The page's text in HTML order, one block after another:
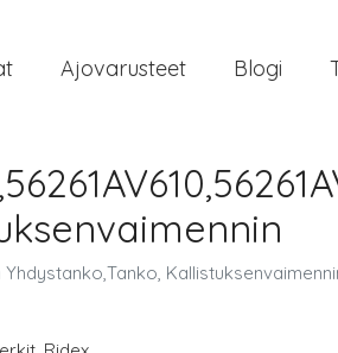
Ajovarusteet Blogi
Yhdystanko,Tanko,